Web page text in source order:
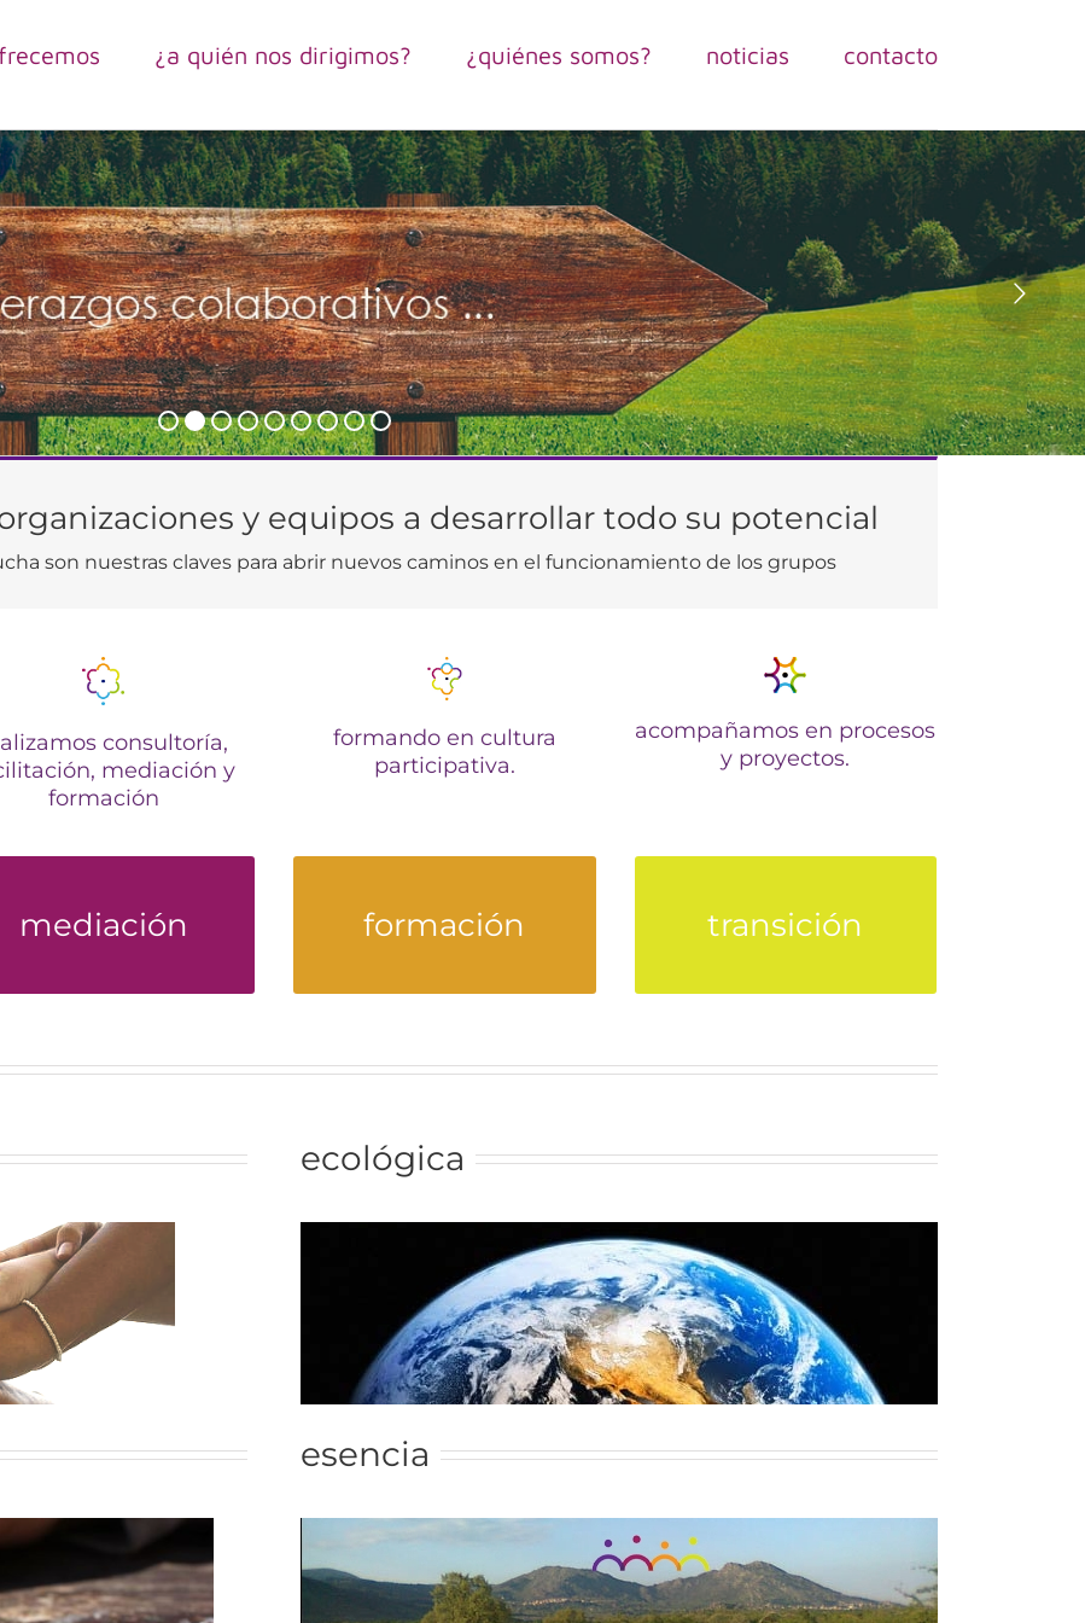
¿a quién nos dirigimos? ¿quiénes somos? noticias contacto
y equipos a desarrollar todo su potencial
son nuestras claves para abrir nuevos caminos en el funcionamiento de los grupos
consultoría,
mediación y
formación
formando en cultura
participativa.
acompañamos en procesos
y proyectos.
mediación
cultura ganar-ganar
formación
encuentros
transición
transición social
ecológica
esencia